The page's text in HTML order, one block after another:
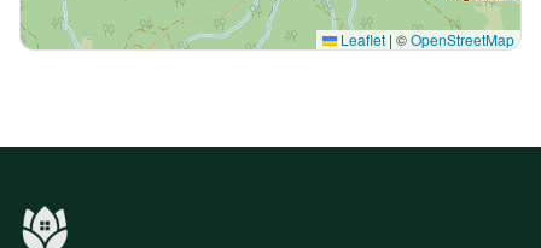
Leaflet | ©OpenStreetMap